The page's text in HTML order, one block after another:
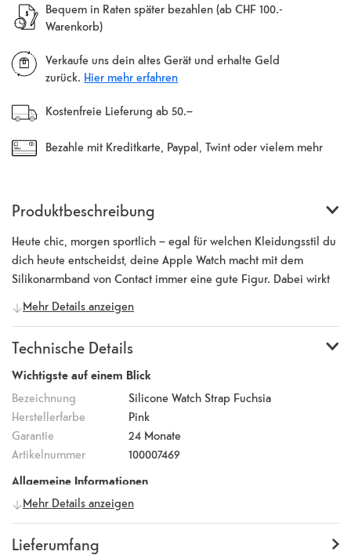
Bequem in Raten später bezahlen (ab CHF 100.-
Warenkorb)
Verkaufe uns dein altes Gerät und erhalte Geld
zurück. Hier mehr erfahren
Kostenfreie Lieferung ab 50.–
Bezahle mit Kreditkarte, Paypal, Twint oder vielem mehr
Produktbeschreibung
Heute chic, morgen sportlich – egal für welchen Kleidungsstil du
dich heute entscheidst, deine Apple Watch macht mit dem
Silikonarmband von Contact immer eine gute Figur. Dabei wirkt
es sportlich und ist überaus anschmiegsam. Es legt sich wie eine
zweite Haut um Ihr Handgelenk und passt sich angenehm der
Silikonarmband nichts anhaben. Darüber hinaus kannst du mit
Hilfe des verarbeiteten Magnetverschlusses die Armbandlänge
individuell auf deine Bedürfnisse einstellen.
Mehr Details anzeigen
Technische Details
Wichtigste auf einem Blick
Bezeichnung
Silicone Watch Strap Fuchsia
Herstellerfarbe
Pink
Garantie
24 Monate
Artikelnummer
100007469
Allgemeine Informationen
Hersteller
Contact
Herstellernummer
L0930SB16
EAN Code
Mehr Details anzeigen
Lieferumfang